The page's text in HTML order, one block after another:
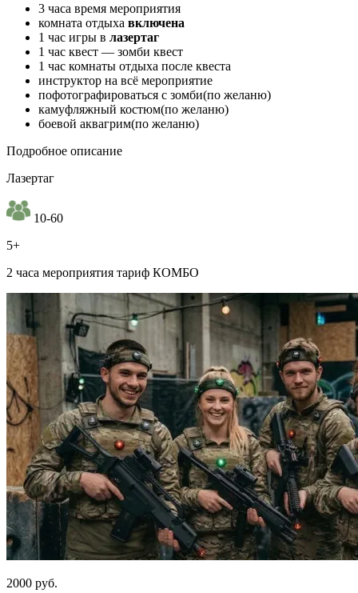
3 часа время мероприятия
комната отдыха включена
1 час игры в лазертаг
1 час квест — зомби квест
1 час комнаты отдыха после квеста
инструктор на всё мероприятие
пофотографироваться с зомби(по желаню)
камуфляжный костюм(по желаню)
боевой аквагрим(по желаню)
Подробное описание
Лазертаг
10-60
5+
2 часа мероприятия тариф КОМБО
2000 руб.